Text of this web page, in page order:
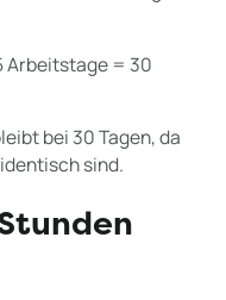
Arbeitstage = 30
bei 30 Tagen, da
sind.